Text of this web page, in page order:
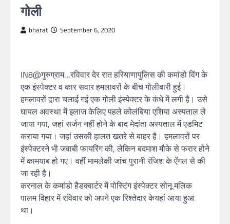
गोली
bharat September 6, 2020
IN8@गुरुग्राम…रविवार देर रात हरियाणापुलिस की कमांडो विंग के
एक इंस्पेक्टर व कार सवार हमलावरों के बीच गोलीबारी हुई।
हमलावरों द्वारा चलाई गई एक गोली इंस्पेक्टर के कंधे में लगी है। उसे
घायल अवस्था में इलाज केलिए पहले कोलंबिया एशिया अस्पताल ले
जाया गया, जहां सर्जन नहीं होने के बाद मेदांता अस्पताल में एडमिट
कराया गया। जहां उसकी हालत खतरे से बाहर है। हमलावरों पर
इंस्पेक्टरने भी जवाबी फायरिंग की, लेकिन बदमाश मौके से फरार होने
में कामयाब हो गए। वहीं मामलेकी जांच पुरानी रंजिश के ऐंगल से की
जा रही है।
करनाल के कमांडो हैडक्वार्टर में पोस्टिंग इंस्पेक्टर सोनू मलिक
पालम विहार में रविवार को अपने एक रिश्तेदार केयहां आया हुआ
था।